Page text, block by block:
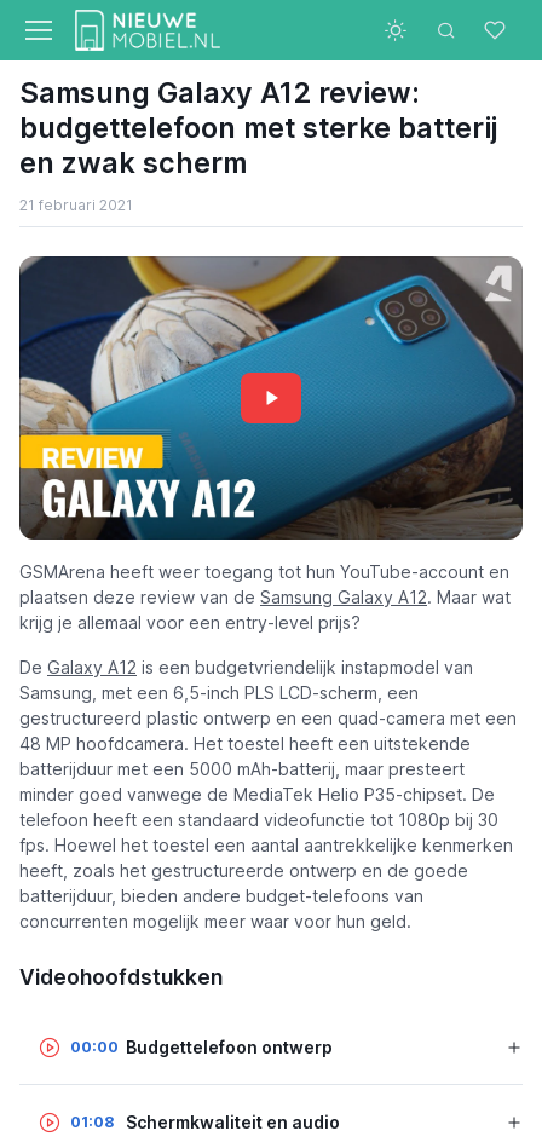
Samsung Galaxy A12 review:
budgettelefoon met sterke batterij
en zwak scherm
21 februari 2021
GSMArena heeft weer toegang tot hun YouTube-account en
plaatsen deze review van de Samsung Galaxy A12. Maar wat
krijg je allemaal voor een entry-level prijs?
De Galaxy A12 is een budgetvriendelijk instapmodel van
Samsung, met een 6,5-inch PLS LCD-scherm, een
gestructureerd plastic ontwerp en een quad-camera met een
48 MP hoofdcamera. Het toestel heeft een uitstekende
batterijduur met een 5000 mAh-batterij, maar presteert
minder goed vanwege de MediaTek Helio P35-chipset. De
telefoon heeft een standaard videofunctie tot 1080p bij 30
fps. Hoewel het toestel een aantal aantrekkelijke kenmerken
heeft, zoals het gestructureerde ontwerp en de goede
batterijduur, bieden andere budget-telefoons van
concurrenten mogelijk meer waar voor hun geld.
Videohoofdstukken
00:00 Budgettelefoon ontwerp
01:08 Schermkwaliteit en audio